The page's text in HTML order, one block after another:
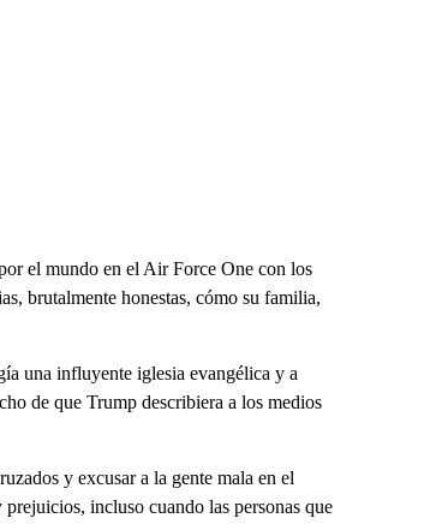
el mundo en el Air Force One con los
brutalmente honestas, cómo su familia,
una influyente iglesia evangélica y a
de que Trump describiera a los medios
y excusar a la gente mala en el
incluso cuando las personas que